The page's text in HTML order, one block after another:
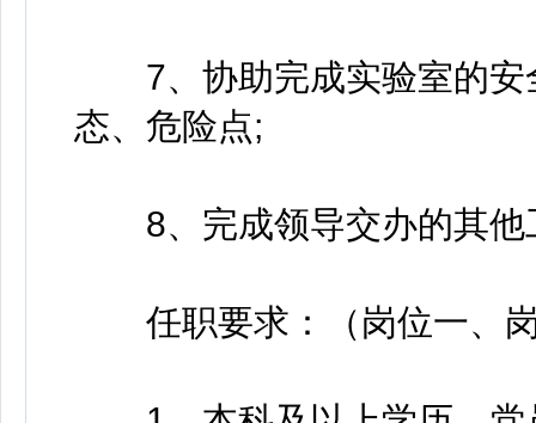
7、协助完成实验室的安
态、危险点;
8、完成领导交办的其他
任职要求：（岗位一、